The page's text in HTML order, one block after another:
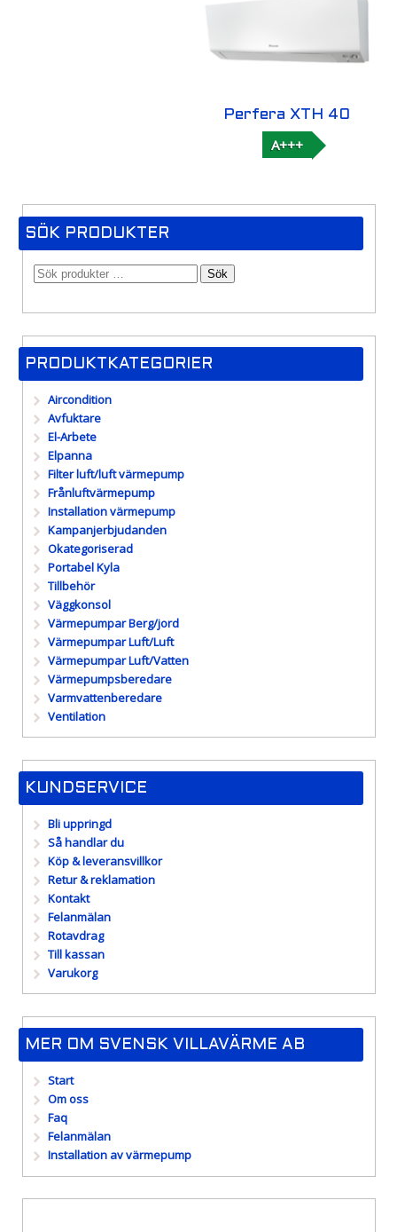
Perfera XTH 40
A+++
SÖK PRODUKTER
Sök
PRODUKTKATEGORIER
Aircondition
Avfuktare
El-Arbete
Elpanna
Filter luft/luft värmepump
Frånluftvärmepump
Installation värmepump
Kampanjerbjudanden
Okategoriserad
Portabel Kyla
Tillbehör
Väggkonsol
Värmepumpar Berg/jord
Värmepumpar Luft/Luft
Värmepumpar Luft/Vatten
Värmepumpsberedare
Varmvattenberedare
Ventilation
KUNDSERVICE
Bli uppringd
Så handlar du
Köp & leveransvillkor
Retur & reklamation
Kontakt
Felanmälan
Rotavdrag
Till kassan
Varukorg
MER OM SVENSK VILLAVÄRME AB
Start
Om oss
Faq
Felanmälan
Installation av värmepump